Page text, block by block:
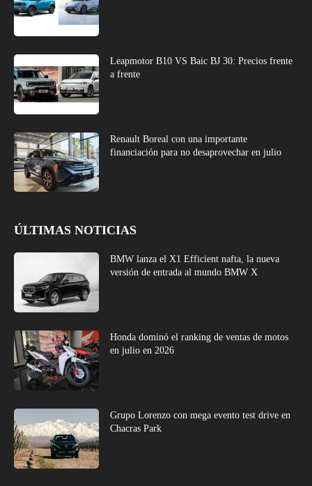
Leapmotor B10 VS Baic BJ 30: Precios frente
a frente
Renault Boreal con una importante
financiación para no desaprovechar en julio
ÚLTIMAS NOTICIAS
BMW lanza el X1 Efficient nafta, la nueva
versión de entrada al mundo BMW X
Honda dominó el ranking de ventas de motos
en julio en 2026
Grupo Lorenzo con mega evento test drive en
Chacras Park